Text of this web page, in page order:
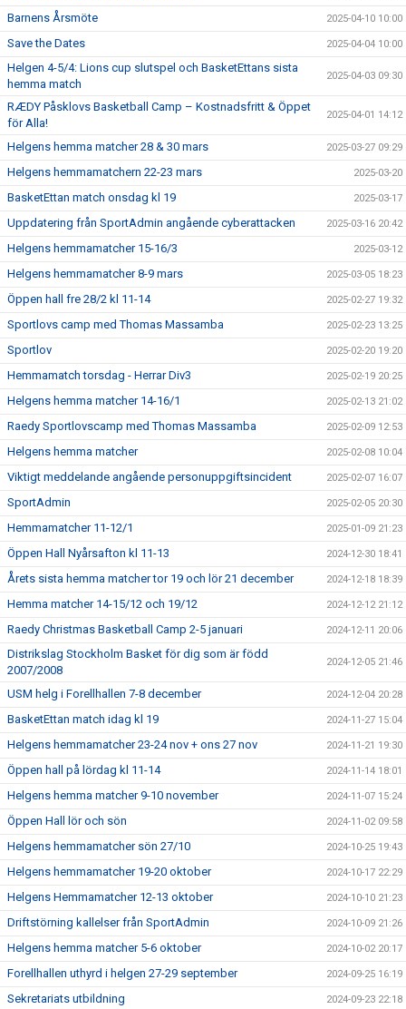
Barnens Årsmöte 2025-04-10 10:00
Save the Dates 2025-04-04 10:00
Helgen 4-5/4: Lions cup slutspel och BasketEttans sista
hemma match
2025-04-03 09:30
RÆDY Påsklovs Basketball Camp – Kostnadsfritt & Öppet
för Alla!
2025-04-01 14:12
Helgens hemma matcher 28 & 30 mars 2025-03-27 09:29
Helgens hemmamatchern 22-23 mars 2025-03-20
BasketEttan match onsdag kl 19 2025-03-17
Uppdatering från SportAdmin angående cyberattacken 2025-03-16 20:42
Helgens hemmamatcher 15-16/3 2025-03-12
Helgens hemmamatcher 8-9 mars 2025-03-05 18:23
Öppen hall fre 28/2 kl 11-14 2025-02-27 19:32
Sportlovs camp med Thomas Massamba 2025-02-23 13:25
Sportlov 2025-02-20 19:20
Hemmamatch torsdag - Herrar Div3 2025-02-19 20:25
Helgens hemma matcher 14-16/1 2025-02-13 21:02
Raedy Sportlovscamp med Thomas Massamba 2025-02-09 12:53
Helgens hemma matcher 2025-02-08 10:04
Viktigt meddelande angående personuppgiftsincident 2025-02-07 16:07
SportAdmin 2025-02-05 20:30
Hemmamatcher 11-12/1 2025-01-09 21:23
Öppen Hall Nyårsafton kl 11-13 2024-12-30 18:41
Årets sista hemma matcher tor 19 och lör 21 december 2024-12-18 18:39
Hemma matcher 14-15/12 och 19/12 2024-12-12 21:12
Raedy Christmas Basketball Camp 2-5 januari 2024-12-11 20:06
Distrikslag Stockholm Basket för dig som är född
2007/2008
2024-12-05 21:46
USM helg i Forellhallen 7-8 december 2024-12-04 20:28
BasketEttan match idag kl 19 2024-11-27 15:04
Helgens hemmamatcher 23-24 nov + ons 27 nov 2024-11-21 19:30
Öppen hall på lördag kl 11-14 2024-11-14 18:01
Helgens hemma matcher 9-10 november 2024-11-07 15:24
Öppen Hall lör och sön 2024-11-02 09:58
Helgens hemmamatcher sön 27/10 2024-10-25 19:43
Helgens hemmamatcher 19-20 oktober 2024-10-17 22:29
Helgens Hemmamatcher 12-13 oktober 2024-10-10 21:23
Driftstörning kallelser från SportAdmin 2024-10-09 21:26
Helgens hemma matcher 5-6 oktober 2024-10-02 20:17
Forellhallen uthyrd i helgen 27-29 september 2024-09-25 16:19
Sekretariats utbildning 2024-09-23 22:18